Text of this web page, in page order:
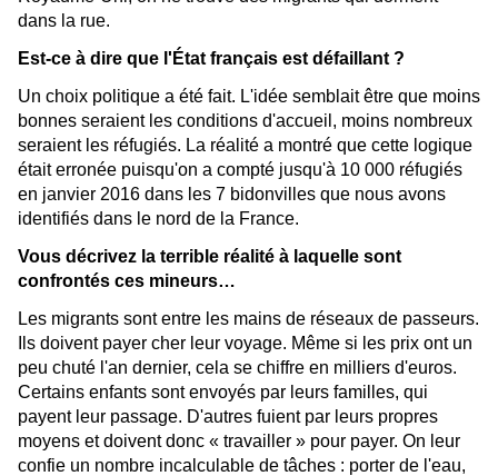
dans la rue.
Est-ce à dire que l'État français est défaillant ?
Un choix politique a été fait. L'idée semblait être que moins
bonnes seraient les conditions d'accueil, moins nombreux
seraient les réfugiés. La réalité a montré que cette logique
était erronée puisqu'on a compté jusqu'à 10 000 réfugiés
en janvier 2016 dans les 7 bidonvilles que nous avons
identifiés dans le nord de la France.
Vous décrivez la terrible réalité à laquelle sont
confrontés ces mineurs…
Les migrants sont entre les mains de réseaux de passeurs.
Ils doivent payer cher leur voyage. Même si les prix ont un
peu chuté l'an dernier, cela se chiffre en milliers d'euros.
Certains enfants sont envoyés par leurs familles, qui
payent leur passage. D'autres fuient par leurs propres
moyens et doivent donc « travailler » pour payer. On leur
confie un nombre incalculable de tâches : porter de l'eau,